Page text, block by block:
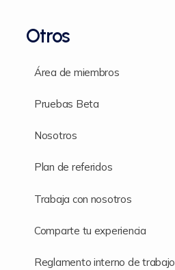
Otros
Área de miembros
Pruebas Beta
Nosotros
Plan de referidos
Trabaja con nosotros
Comparte tu experiencia
Reglamento interno de trabajo